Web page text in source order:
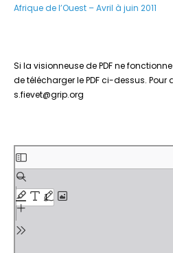
Afrique de l’Ouest – Avril à juin 2011
Si la visionneuse de PDF ne
de télécharger le PDF ci-dessus.
s.fievet@grip.org
Aller
au
contenu
PDF